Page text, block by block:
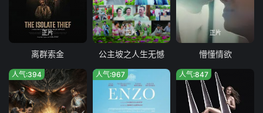
正片
离群索金
正片
公主坡之人生无憾
正片
懵懂情欲
人气:394 人气:967 人气:847